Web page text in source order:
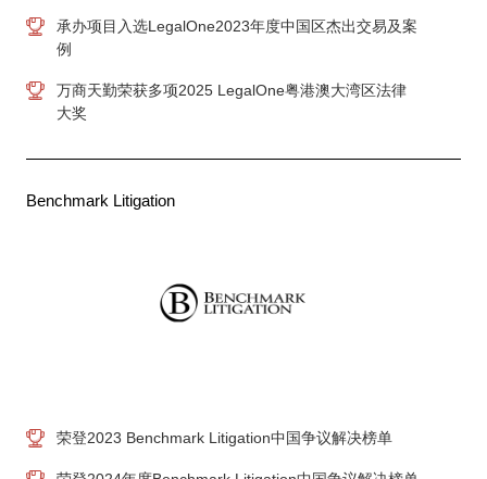
承办项目入选LegalOne2023年度中国区杰出交易及案
例
万商天勤荣获多项2025 LegalOne粤港澳大湾区法律
大奖
Benchmark Litigation
荣登2023 Benchmark Litigation中国争议解决榜单